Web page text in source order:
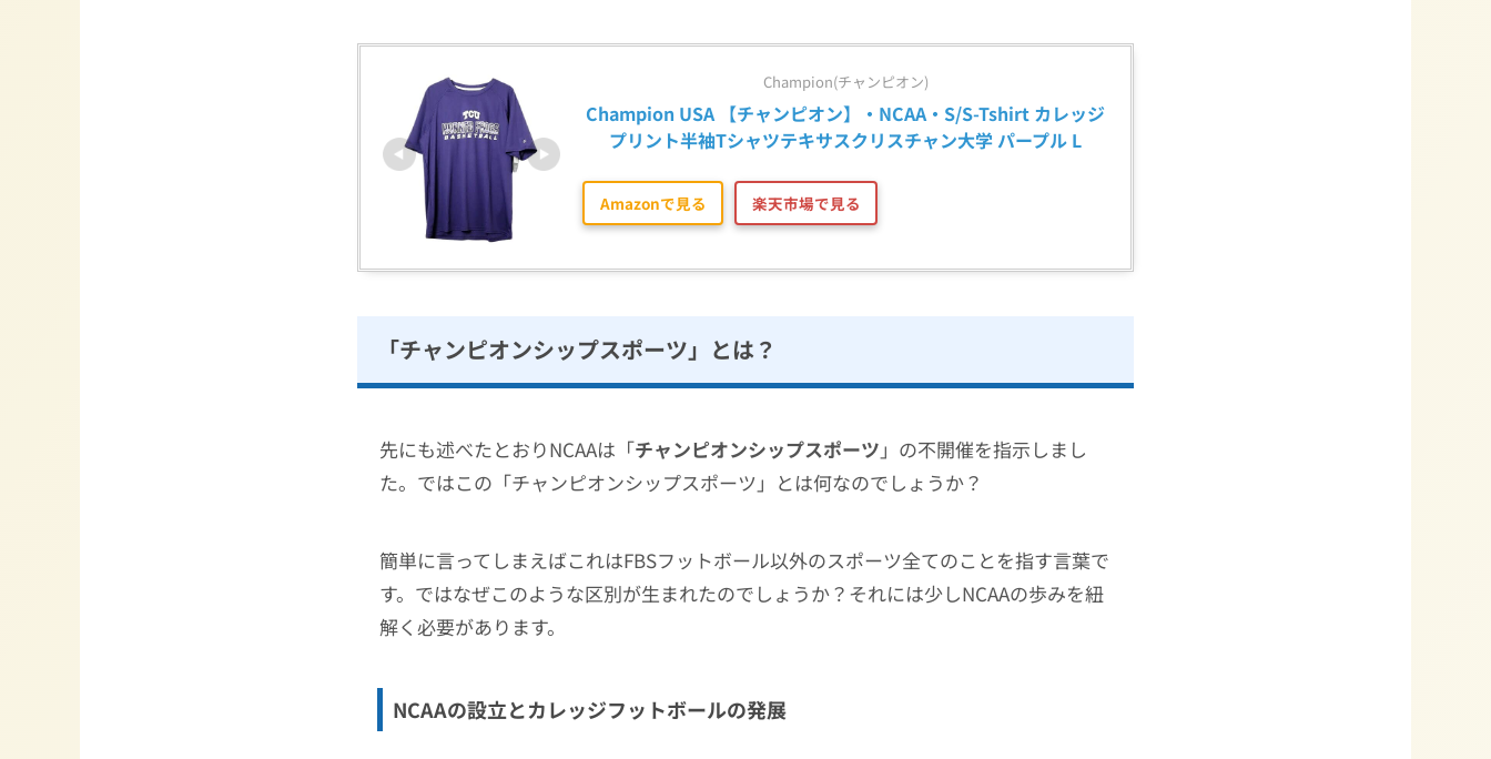
Champion(チャンピオン)
Champion USA 【チャンピオン】・NCAA・S/S-Tshirt カレッジ
プリント半袖Tシャツテキサスクリスチャン大学 パープル L
Amazonで見る 楽天市場で見る
「チャンピオンシップスポーツ」とは？
先にも述べたとおりNCAAは「チャンピオンシップスポーツ 」の不開催を指示しまし
た。ではこの「チャンピオンシップスポーツ」とは何なのでしょうか？
簡単に言ってしまえばこれはFBSフットボール以外のスポーツ全てのことを指す言葉で
す。ではなぜこのような区別が生まれたのでしょうか？それには少しNCAAの歩みを紐
解く必要があります。
NCAAの設立とカレッジフットボールの発展